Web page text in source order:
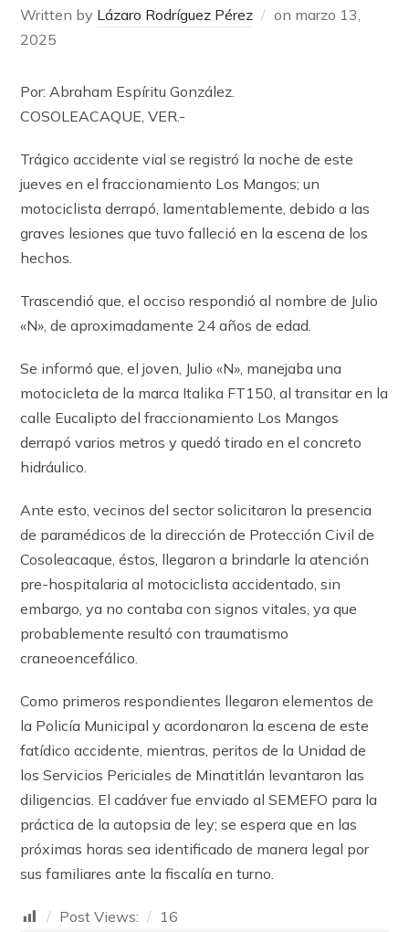
Written by Lázaro Rodríguez Pérez on marzo 13,
2025
Por: Abraham Espíritu González.
COSOLEACAQUE, VER.-
Trágico accidente vial se registró la noche de este
jueves en el fraccionamiento Los Mangos; un
motociclista derrapó, lamentablemente, debido a las
graves lesiones que tuvo falleció en la escena de los
hechos.
Trascendió que, el occiso respondió al nombre de Julio
«N», de aproximadamente 24 años de edad.
Se informó que, el joven, Julio «N», manejaba una
motocicleta de la marca Italika FT150, al transitar en la
calle Eucalipto del fraccionamiento Los Mangos
derrapó varios metros y quedó tirado en el concreto
hidráulico.
Ante esto, vecinos del sector solicitaron la presencia
de paramédicos de la dirección de Protección Civil de
Cosoleacaque, éstos, llegaron a brindarle la atención
pre-hospitalaria al motociclista accidentado, sin
embargo, ya no contaba con signos vitales, ya que
probablemente resultó con traumatismo
craneoencefálico.
Como primeros respondientes llegaron elementos de
la Policía Municipal y acordonaron la escena de este
fatídico accidente, mientras, peritos de la Unidad de
los Servicios Periciales de Minatitlán levantaron las
diligencias. El cadáver fue enviado al SEMEFO para la
práctica de la autopsia de ley; se espera que en las
próximas horas sea identificado de manera legal por
sus familiares ante la fiscalía en turno.
Post Views: 16